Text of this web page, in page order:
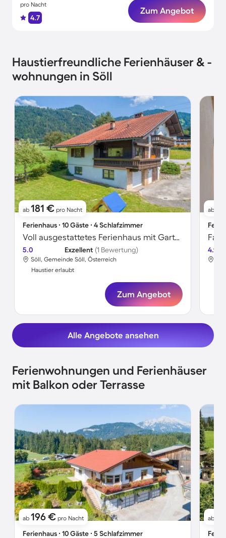
pro Nacht
4.7
Zum Angebot
Haustierfreundliche Ferienhäuser & -
wohnungen in Söll
ab 181 € pro Nacht
Ferienhaus ∙ 10 Gäste ∙ 4 Schlafzimmer
Voll ausgestattetes Ferienhaus mit Garten | Haustiere sind willkommen
5.0 Exzellent (1 Bewertung)
Söll, Gemeinde Söll, Österreich
Haustier erlaubt
Zum Angebot
ab
4.9
Alle Angebote ansehen
Ferienwohnungen und Ferienhäuser
mit Balkon oder Terrasse
ab 196 € pro Nacht
Ferienhaus ∙ 10 Gäste ∙ 5 Schlafzimmer
ab